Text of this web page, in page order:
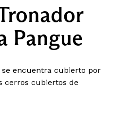
Pangue
encuentra cubierto por
cerros cubiertos de